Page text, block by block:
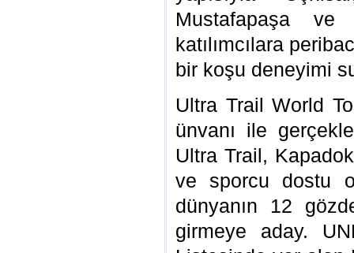
Mustafapaşa
katılımcılara
bir koşu deneyimi
Ultra Trail World
ünvanı ile
Ultra Trail,
ve sporcu dostu
dünyanın 12
girmeye aday.